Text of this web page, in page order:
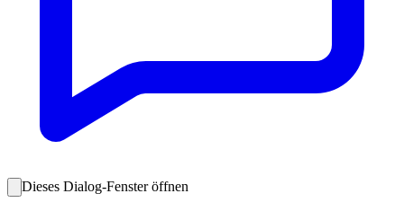
Dieses Dialog-Fenster öffnen